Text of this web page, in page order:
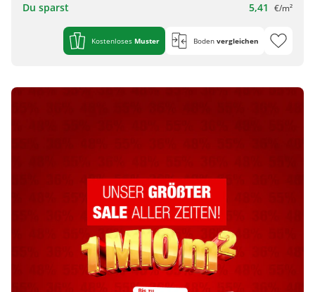
Du sparst 5,41 €/m²
Kostenloses Muster Boden vergleichen